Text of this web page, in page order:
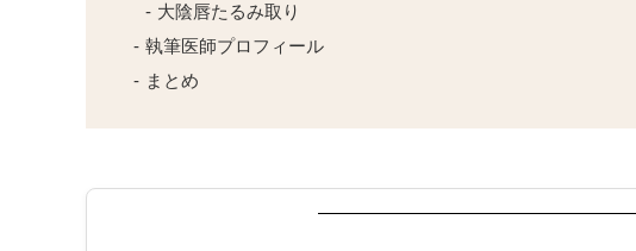
大陰唇たるみ取り
執筆医師プロフィール
まとめ